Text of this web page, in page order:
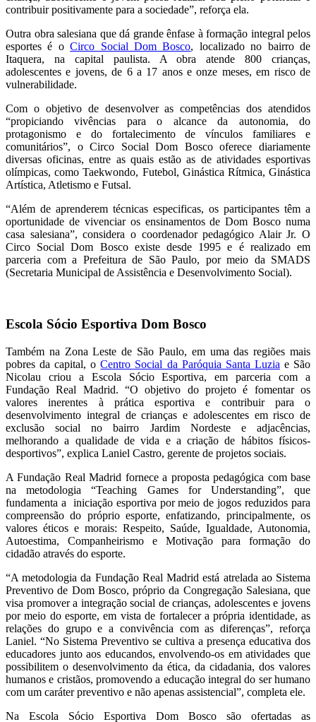
contribuir positivamente para a sociedade”, reforça ela.
Outra obra salesiana que dá grande ênfase à formação integral pelos
esportes é oCirco Social Dom Bosco, localizado no bairro de
Itaquera, na capital paulista. A obra atende 800 crianças,
adolescentes e jovens, de 6 a 17 anos e onze meses, em risco de
vulnerabilidade.
Com o objetivo de desenvolver as competências dos atendidos
“propiciando vivências para o alcance da autonomia, do
protagonismo e do fortalecimento de vínculos familiares e
comunitários”, o Circo Social Dom Bosco oferece diariamente
diversas oficinas, entre as quais estão as de atividades esportivas
olímpicas, como Taekwondo, Futebol, Ginástica Rítmica, Ginástica
Artística, Atletismo e Futsal.
“Além de aprenderem técnicas especificas, os participantes têm a
oportunidade de vivenciar os ensinamentos de Dom Bosco numa
casa salesiana”, considera o coordenador pedagógico Alair Jr. O
Circo Social Dom Bosco existe desde 1995 e é realizado em
parceria com a Prefeitura de São Paulo, por meio da SMADS
(Secretaria Municipal de Assistência e Desenvolvimento Social).
Escola Sócio Esportiva Dom Bosco
Também na Zona Leste de São Paulo, em uma das regiões mais
pobres da capital, oCentro Social da Paróquia Santa Luzia e São
Nicolau criou a Escola Sócio Esportiva, em parceria com a
Fundação Real Madrid. “O objetivo do projeto é fomentar os
valores inerentes à prática esportiva e contribuir para o
desenvolvimento integral de crianças e adolescentes em risco de
exclusão social no bairro Jardim Nordeste e adjacências,
melhorando a qualidade de vida e a criação de hábitos físicos-
desportivos”, explica Laniel Castro, gerente de projetos sociais.
A Fundação Real Madrid fornece a proposta pedagógica com base
na metodologia “Teaching Games for Understanding”, que
fundamenta a iniciação esportiva por meio de jogos reduzidos para
compreensão do próprio esporte, enfatizando, principalmente, os
valores éticos e morais: Respeito, Saúde, Igualdade, Autonomia,
Autoestima, Companheirismo e Motivação para formação do
cidadão através do esporte.
“A metodologia da Fundação Real Madrid está atrelada ao Sistema
Preventivo de Dom Bosco, próprio da Congregação Salesiana, que
visa promover a integração social de crianças, adolescentes e jovens
por meio do esporte, em vista de fortalecer a própria identidade, as
relações do grupo e a convivência com as diferenças”, reforça
Laniel. “No Sistema Preventivo se cultiva a presença educativa dos
educadores junto aos educandos, envolvendo-os em atividades que
possibilitem o desenvolvimento da ética, da cidadania, dos valores
humanos e cristãos, promovendo a educação integral do ser humano
com um caráter preventivo e não apenas assistencial”, completa ele.
Na Escola Sócio Esportiva Dom Bosco são ofertadas as